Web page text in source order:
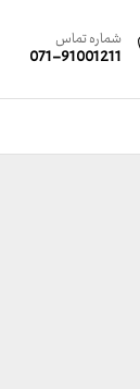
شماره تماس
071-91001211